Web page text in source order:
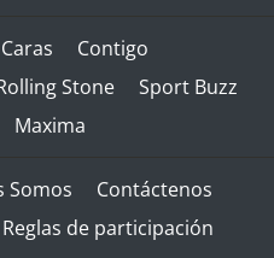
Caras
Contigo
Stone
Sport Buzz
Maxima
Somos
Contáctenos
Reglas de participación